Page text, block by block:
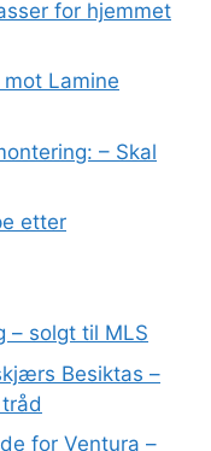
for hjemmet
Lamine
– Skal
etter
– solgt til MLS
Besiktas –
for Ventura –